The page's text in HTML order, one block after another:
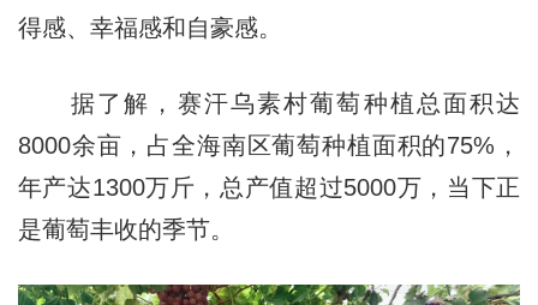
得感、幸福感和自豪感。
据了解，赛汗乌素村葡萄种植总面积达
8000余亩，占全海南区葡萄种植面积的75%，
年产达1300万斤，总产值超过5000万，当下正
是葡萄丰收的季节。